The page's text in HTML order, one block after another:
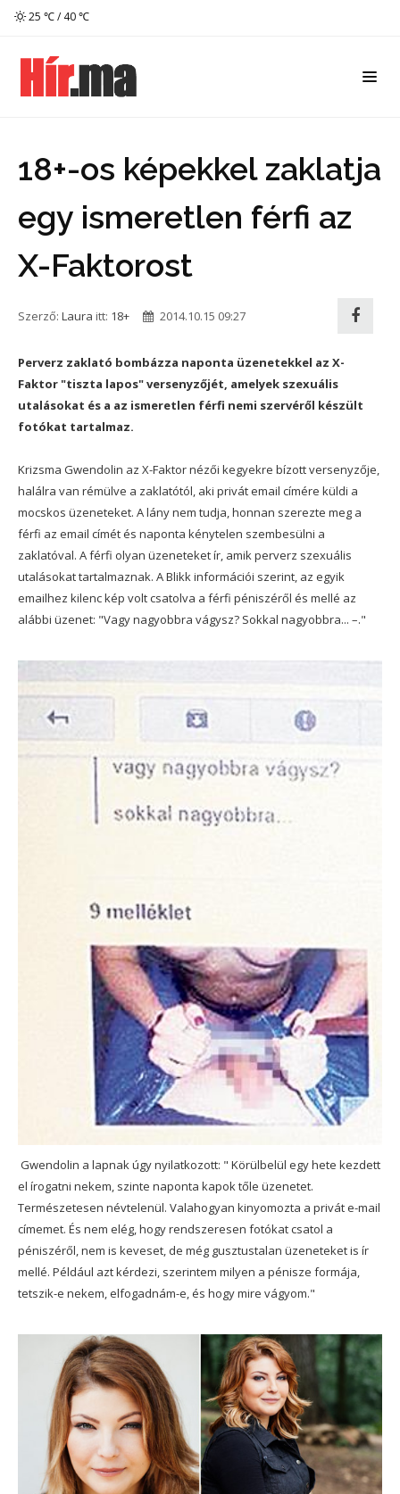
25 ℃ / 40 ℃
18+-os képekkel zaklatja
egy ismeretlen férfi az
X-Faktorost
Szerző: Laura itt: 18+ 2014.10.15 09:27
Perverz zaklató bombázza naponta üzenetekkel az X-
Faktor "tiszta lapos" versenyzőjét, amelyek szexuális
utalásokat és a az ismeretlen férfi nemi szervéről készült
fotókat tartalmaz.
Krizsma Gwendolin az X-Faktor nézői kegyekre bízott versenyzője,
halálra van rémülve a zaklatótól, aki privát email címére küldi a
mocskos üzeneteket. A lány nem tudja, honnan szerezte meg a
férfi az email címét és naponta kénytelen szembesülni a
zaklatóval. A férfi olyan üzeneteket ír, amik perverz szexuális
utalásokat tartalmaznak. A Blikk információi szerint, az egyik
emailhez kilenc kép volt csatolva a férfi péniszéről és mellé az
alábbi üzenet: "Vagy nagyobbra vágysz? Sokkal nagyobbra... –."
Gwendolin a lapnak úgy nyilatkozott: " Körülbelül egy hete kezdett
el írogatni nekem, szinte naponta kapok tőle üzenetet.
Természetesen névtelenül. Valahogyan kinyomozta a privát e-mail
címemet. És nem elég, hogy rendszeresen fotókat csatol a
péniszéről, nem is keveset, de még gusztustalan üzeneteket is ír
mellé. Például azt kérdezi, szerintem milyen a pénisze formája,
tetszik-e nekem, elfogadnám-e, és hogy mire vágyom."